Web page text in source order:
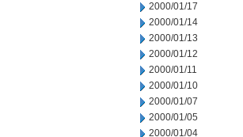
2000/01/17
2000/01/14
2000/01/13
2000/01/12
2000/01/11
2000/01/10
2000/01/07
2000/01/05
2000/01/04